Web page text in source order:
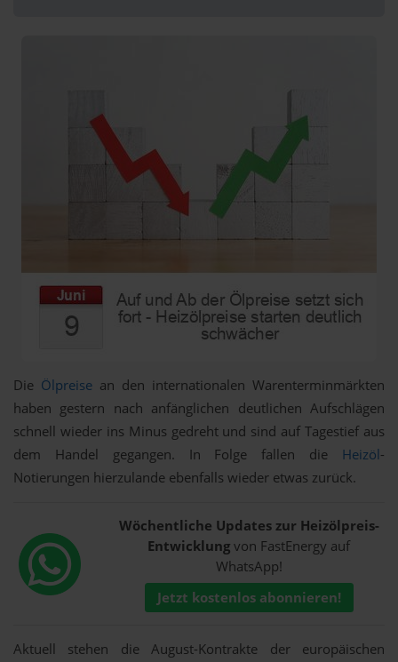
Die Ölpreise an den internationalen Warenterminmärkten
haben gestern nach anfänglichen deutlichen Aufschlägen
schnell wieder ins Minus gedreht und sind auf Tagestief aus
dem Handel gegangen. In Folge fallen die Heizöl-
Notierungen hierzulande ebenfalls wieder etwas zurück.
Wöchentliche Updates zur Heizölpreis-
Entwicklungvon FastEnergy auf
WhatsApp!
Jetzt kostenlos abonnieren!
Aktuell stehen die August-Kontrakte der europäischen